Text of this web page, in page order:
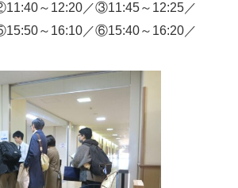
～12:20／③11:45～12:25／
～16:10／⑥15:40～16:20／